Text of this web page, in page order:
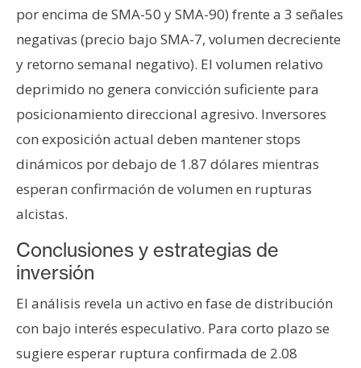
por encima de SMA-50 y SMA-90) frente a 3 señales
negativas (precio bajo SMA-7, volumen decreciente
y retorno semanal negativo). El volumen relativo
deprimido no genera convicción suficiente para
posicionamiento direccional agresivo. Inversores
con exposición actual deben mantener stops
dinámicos por debajo de 1.87 dólares mientras
esperan confirmación de volumen en rupturas
alcistas.
Conclusiones y estrategias de
inversión
El análisis revela un activo en fase de distribución
con bajo interés especulativo. Para corto plazo se
sugiere esperar ruptura confirmada de 2.08